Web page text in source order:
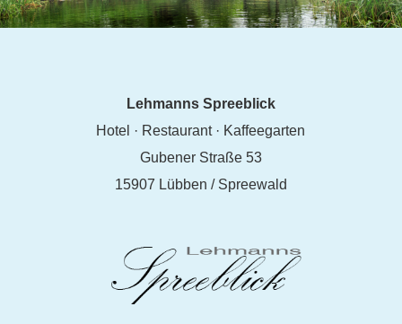
Lehmanns Spreeblick
Hotel · Restaurant · Kaffeegarten
Gubener Straße 53
15907 Lübben / Spreewald